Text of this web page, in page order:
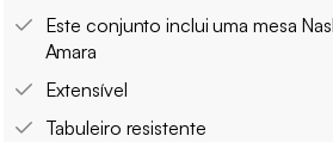
Este conjunto inclui uma mesa
Amara
Extensível
Tabuleiro resistente